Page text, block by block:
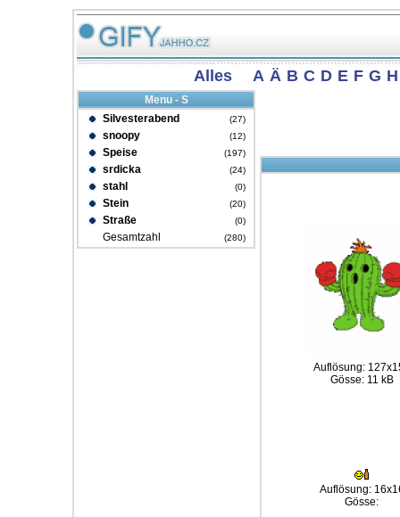
Alles A Ä B C D E F G H
Menu - S
Silvesterabend
(27)
snoopy (12)
Speise (197)
srdicka (24)
stahl (0)
Stein (20)
Straße (0)
Gesamtzahl (280)
Auflösung:
Gösse: 11 kB
Auflösung:
Gösse: